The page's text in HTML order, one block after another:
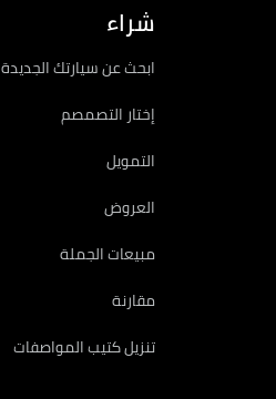
شراء
ابحث عن سيارتك الجديدة
إختار التصمصم
التمويل
العروض
مبيعات الجملة
مقارنة
تنزيل كتيب المواصفات